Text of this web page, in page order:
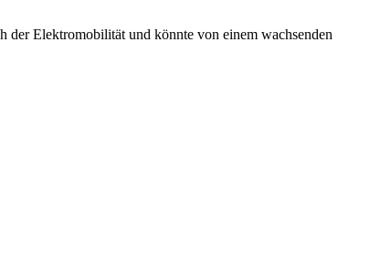
Elektromobilität und könnte von einem wachsenden